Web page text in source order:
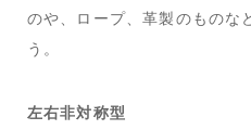
のや、ロープ、革製のものな
う。
左右非対称型